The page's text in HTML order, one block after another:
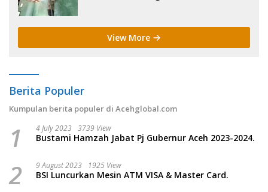
View More
Berita Populer
Kumpulan berita populer di Acehglobal.com
1 4 July 2023 3739 View
Bustami Hamzah Jabat Pj Gubernur Aceh 2023-2024.
2 9 August 2023 1925 View
BSI Luncurkan Mesin ATM VISA & Master Card.